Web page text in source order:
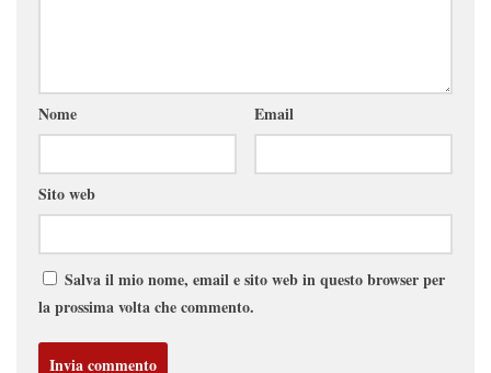
Nome Email
Sito web
Salva il mio nome, email e sito web in questo browser per
la prossima volta che commento.